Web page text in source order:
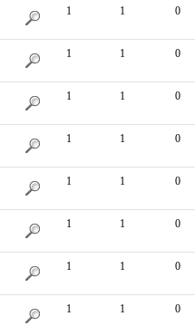
1 1 0
1 1 0
1 1 0
1 1 0
1 1 0
1 1 0
1 1 0
1 1 0